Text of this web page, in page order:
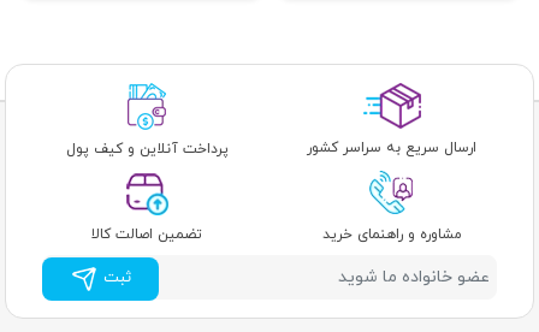
ارسال سریع به سراسر کشور پرداخت آنلاین و کیف پول
مشاوره و راهنمای خرید تضمین اصالت کالا
ثبت